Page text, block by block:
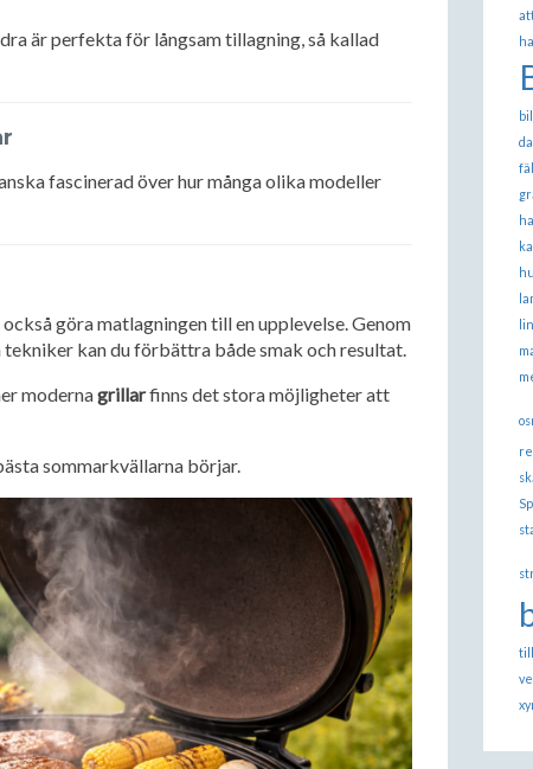
är perfekta för långsam tillagning, så kallad
fascinerad över hur många olika modeller
göra matlagningen till en upplevelse. Genom
tekniker kan du förbättra både smak och resultat.
modernagrillarfinns det stora möjligheter att
sommarkvällarna börjar.